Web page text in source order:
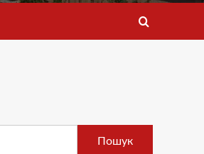
Пошук